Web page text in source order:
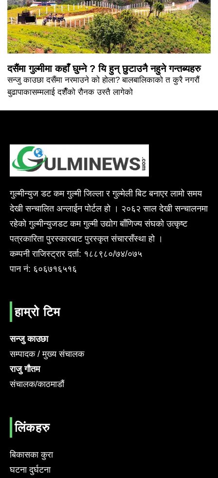
दसैंमा गुल्मीमा कहाँ घुम्ने ? यि हुन् छुटाउनै नहुने गन्तब्यहरु
सन्जु काउछा दसैंमा नरमाउने को होला? बालबालिकाको त कुरै नगरौं
बुढापाकासम्मलाई दशैँको रौनक उस्तै लागेको
गुल्मीन्युज डट कम गुल्मी जिल्ला र गुल्मेली बिट बनाएर लामो समय
देखी सन्चालित अन्लाईन पोर्टल हो । २०६२ साल देखी सन्चालनमा
रहेको गुल्मीन्युजडट कम गुल्मी उद्योग बाँणिज्य संघको उत्कृष्ट
पत्रकारिता पुरस्कारबाट पुरस्कृत संचारसँस्था हो ।
कम्पनी राजिस्ट्रार दर्ता: १८८९८०/७४/०७५
पान नं: ६०६७१६५१६
हाम्रो टिम
सन्जु काउछा
सम्पादक / मुख्य संचालक
राजु गौतम
संचालक/काठमाडौं
लिंकहरु
बिकासका कुरा
घटना दुर्घटना